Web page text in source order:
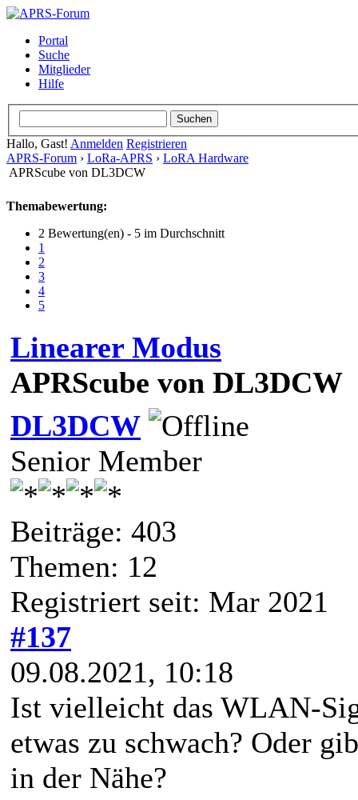
Portal
Suche
Mitglieder
Hilfe
Hallo, Gast! Anmelden Registrieren
APRS-Forum › LoRa-APRS › LoRA Hardware
APRScube von DL3DCW
Themabewertung:
2 Bewertung(en) - 5 im Durchschnitt
1
2
3
4
5
Linearer Modus
APRScube von DL3DCW
DL3DCW
Senior Member
Beiträge: 403
Themen: 12
Registriert seit: Mar 2021
#137
09.08.2021, 10:18
Ist vielleicht das WLAN-
etwas zu schwach? Oder
in der Nähe?